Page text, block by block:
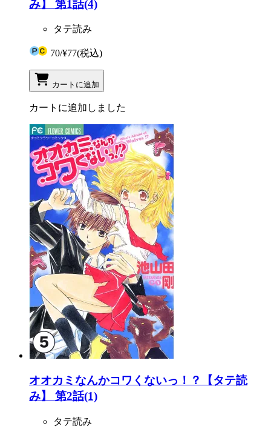
み】 第1話(4)
タテ読み
70/¥77(税込)
カートに追加
カートに追加しました
オオカミなんかコワくないっ！？【タテ読
み】 第2話(1)
タテ読み